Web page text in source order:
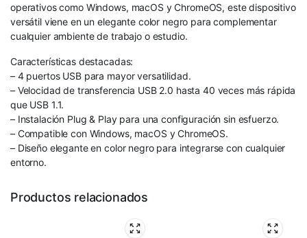
operativos como Windows, macOS y ChromeOS, este dispositivo
versátil viene en un elegante color negro para complementar
cualquier ambiente de trabajo o estudio.
Características destacadas:
– 4 puertos USB para mayor versatilidad.
– Velocidad de transferencia USB 2.0 hasta 40 veces más rápida
que USB 1.1.
– Instalación Plug & Play para una configuración sin esfuerzo.
– Compatible con Windows, macOS y ChromeOS.
– Diseño elegante en color negro para integrarse con cualquier
entorno.
Productos relacionados